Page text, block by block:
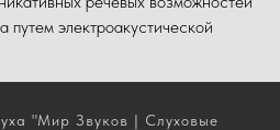
путем электроакустической
"Мир Звуков | Слуховые